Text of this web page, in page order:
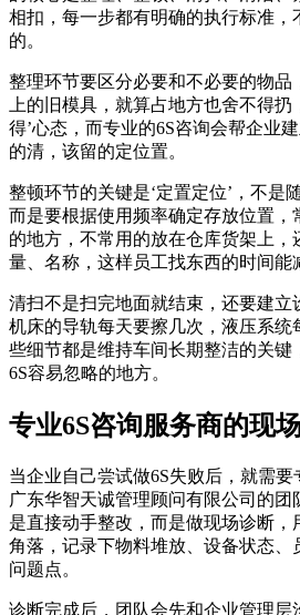
相扣，每一步都有明确的执行标准，
的。
整理环节要区分必要和不必要的物品
上的旧模具，就算占地方也舍不得扔
得’心态，而专业的6S咨询会帮企业
的清，该留的定位置。
整顿环节的关键是‘定置定位’，不是
而是要根据使用频率确定存放位置，
的地方，不常用的放在仓库货架上，
量、名称，这样员工找东西的时间能
清扫不是扫完地面就结束，还要建立
机床的导轨每天要擦几次，液压系统
些细节都是维持车间长期整洁的关键
6S容易忽略的地方。
专业6S咨询服务商的现
当企业自己尝试做6S失败后，就需要
广东华智天诚管理顾问有限公司的团
是直接动手整改，而是做现场诊断，
角落，记录下物料堆放、设备状态、
问题点。
诊断完成后，团队会先和企业管理层